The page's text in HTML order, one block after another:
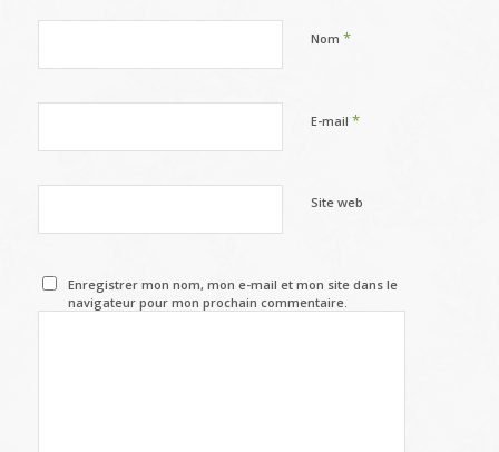
Nom *
E-mail *
Site web
Enregistrer mon nom, mon e-mail et mon site dans le
navigateur pour mon prochain commentaire.